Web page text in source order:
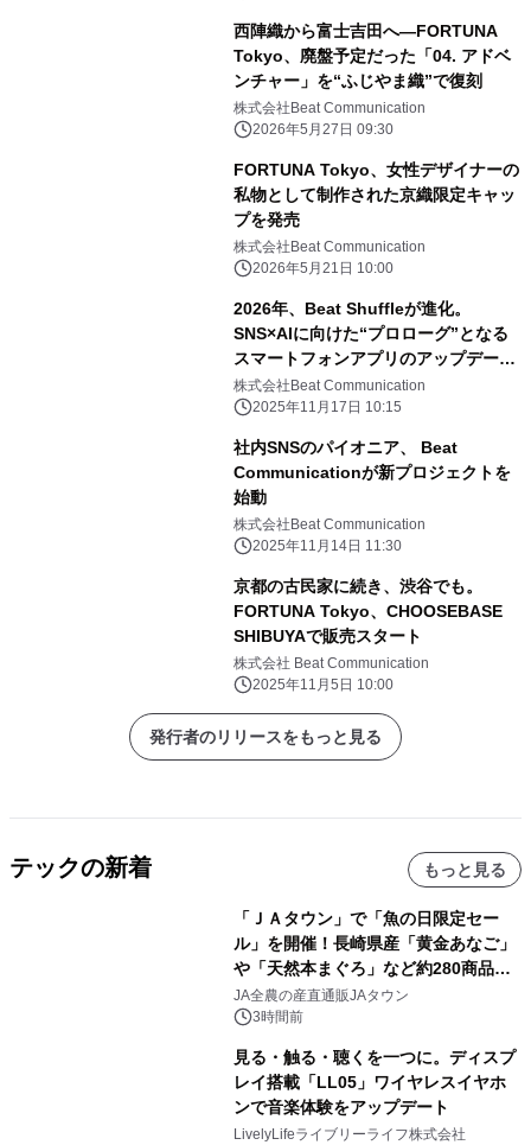
西陣織から富士吉田へ—FORTUNA
Tokyo、廃盤予定だった「04. アドベ
ンチャー」を“ふじやま織”で復刻
株式会社Beat Communication
2026年5月27日 09:30
FORTUNA Tokyo、女性デザイナーの
私物として制作された京織限定キャッ
プを発売
株式会社Beat Communication
2026年5月21日 10:00
2026年、Beat Shuffleが進化。
SNS×AIに向けた“プロローグ”となる
スマートフォンアプリのアップデート
を公開
株式会社Beat Communication
2025年11月17日 10:15
社内SNSのパイオニア、 Beat
Communicationが新プロジェクトを
始動
株式会社Beat Communication
2025年11月14日 11:30
京都の古民家に続き、渋谷でも。
FORTUNA Tokyo、CHOOSEBASE
SHIBUYAで販売スタート
株式会社 Beat Communication
2025年11月5日 10:00
発行者のリリースをもっと見る
テックの新着 もっと見る
「ＪＡタウン」で「魚の日限定セー
ル」を開催！長崎県産「黄金あなご」
や「天然本まぐろ」など約280商品を
販売！～毎月１０日の定例企画～
JA全農の産直通販JAタウン
3時間前
見る・触る・聴くを一つに。ディスプ
レイ搭載「LL05」ワイヤレスイヤホ
ンで音楽体験をアップデート
LivelyLifeライブリーライフ株式会社